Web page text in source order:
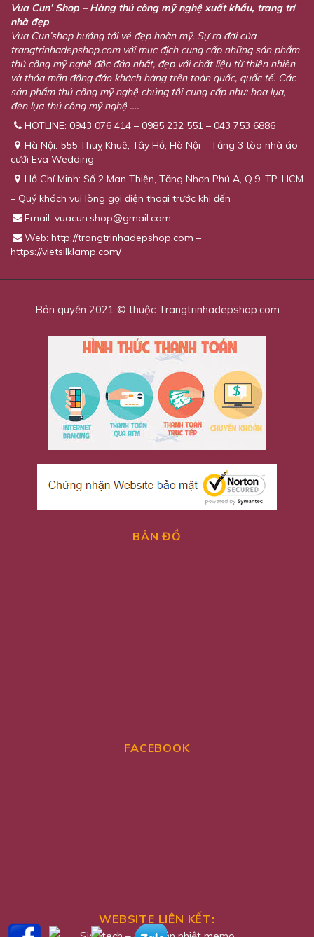
Vua Cun’ Shop – Hàng thủ công mỹ nghệ xuất khẩu, trang trí
nhà đẹp
Vua Cun’shop hướng tới vẻ đẹp hoàn mỹ. Sự ra đời của
trangtrinhadepshop.com với mục địch cung cấp những sản phẩm
thủ công mỹ nghệ độc đáo nhất, đẹp với chất liệu từ thiên nhiên
và thỏa mãn đông đảo khách hàng trên toàn quốc, quốc tế. Các
sản phẩm thủ công mỹ nghệ chúng tôi cung cấp như: hoa lụa,
đèn lụa thủ công mỹ nghệ ….
HOTLINE: 0943 076 414 – 0985 232 551 – 043 753 6886
Hà Nội: 555 Thuỵ Khuê, Tây Hồ, Hà Nội – Tầng 3 tòa nhà áo
cưới Eva Wedding
Hồ Chí Minh: Số 2 Man Thiện, Tăng Nhơn Phú A, Q.9, TP. HCM
– Quý khách vui lòng gọi điện thoại trước khi đến
Email: vuacun.shop@gmail.com
Web: http://trangtrinhadepshop.com –
https://vietsilklamp.com/
Bản quyền 2021 © thuộc Trangtrinhadepshop.com
BẢN ĐỒ
FACEBOOK
WEBSITE LIÊN KẾT: